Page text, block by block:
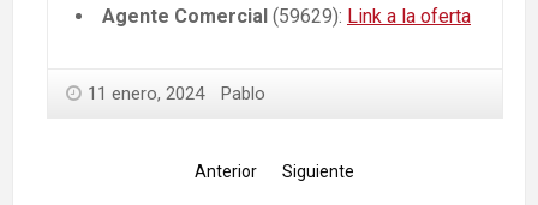
Agente Comercial (59629): Link a la oferta
11 enero, 2024 Pablo
Anterior Siguiente